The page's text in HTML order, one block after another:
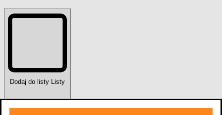
Dodaj do listy Listy